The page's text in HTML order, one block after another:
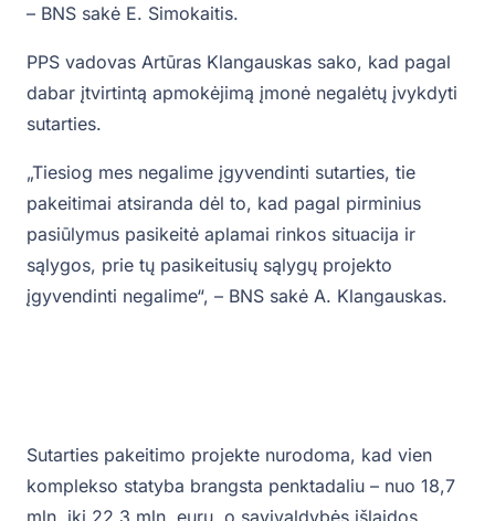
– BNS sakė E. Simokaitis.
PPS vadovas Artūras Klangauskas sako, kad pagal
dabar įtvirtintą apmokėjimą įmonė negalėtų įvykdyti
sutarties.
„Tiesiog mes negalime įgyvendinti sutarties, tie
pakeitimai atsiranda dėl to, kad pagal pirminius
pasiūlymus pasikeitė aplamai rinkos situacija ir
sąlygos, prie tų pasikeitusių sąlygų projekto
įgyvendinti negalime“, – BNS sakė A. Klangauskas.
Sutarties pakeitimo projekte nurodoma, kad vien
komplekso statyba brangsta penktadaliu – nuo 18,7
mln. iki 22,3 mln. eurų, o savivaldybės išlaidos